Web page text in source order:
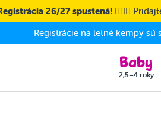
26/27 spustená! 🤸🏼‍♀️
Registrácie na letné kempy sú
2,5–4 roky